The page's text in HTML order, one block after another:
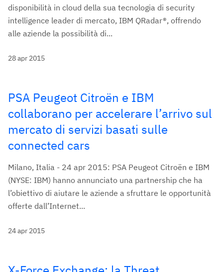
disponibilità in cloud della sua tecnologia di security
intelligence leader di mercato, IBM QRadar®, offrendo
alle aziende la possibilità di...
28 apr 2015
PSA Peugeot Citroën e IBM
collaborano per accelerare l’arrivo sul
mercato di servizi basati sulle
connected cars
Milano, Italia - 24 apr 2015: PSA Peugeot Citroën e IBM
(NYSE: IBM) hanno annunciato una partnership che ha
l’obiettivo di aiutare le aziende a sfruttare le opportunità
offerte dall’Internet...
24 apr 2015